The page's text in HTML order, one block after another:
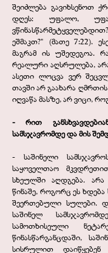
შეიძლება გავიხსენოთ
დღეს: უფალო,
ეშმაკთ?" (მათე 7:22).
მაგრამ ის უშედეგოა.
რეალური აღსრულება,
ასეთი ლოცვა ვერ
თავში არ გაახარა
იღვაწა მასზე, არ ვიცი,
-
რით
სამსჯავრომდე და მის
-
საშინელი
საყოველთაო
სხეულში აღდგება.
წინაშე, როგორც ეს
შეერთებული სულები.
საშინელ
სამოთხისეული
წინასწარგანცდაში,
სისრულით